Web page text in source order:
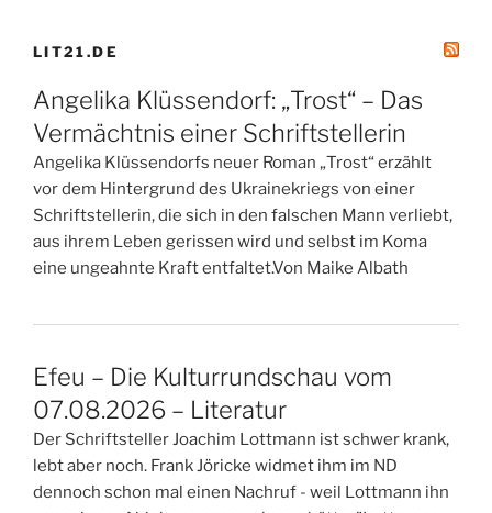
LIT21.DE
Angelika Klüssendorf: „Trost“ – Das
Vermächtnis einer Schriftstellerin
Angelika Klüssendorfs neuer Roman „Trost“ erzählt
vor dem Hintergrund des Ukrainekriegs von einer
Schriftstellerin, die sich in den falschen Mann verliebt,
aus ihrem Leben gerissen wird und selbst im Koma
eine ungeahnte Kraft entfaltet.Von Maike Albath
Efeu – Die Kulturrundschau vom
07.08.2026 – Literatur
Der Schriftsteller Joachim Lottmann ist schwer krank,
lebt aber noch. Frank Jöricke widmet ihm im ND
dennoch schon mal einen Nachruf - weil Lottmann ihn